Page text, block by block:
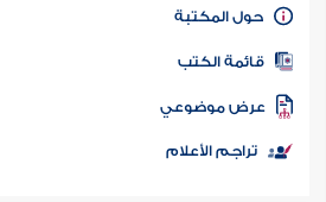
كتاب الأمة
المكتبة
الكتب
موضوعي